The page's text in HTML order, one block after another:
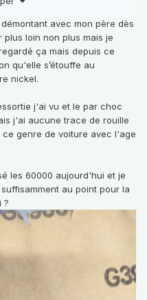
lâcher si ça n'a été fait
avec mon père dès
loin non plus mais je
ça mais depuis ce
qu'elle s’étouffe au
nickel.
j'ai vu et le par choc
j'ai aucune trace de rouille
genre de voiture avec l'age
les 60000 aujourd'hui et je
au point pour la
?